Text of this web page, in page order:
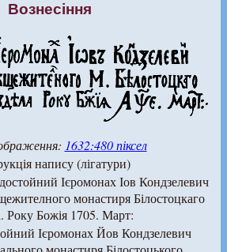
Вознесіння
1632:480 піксел
напису (лігатури)
Ієромонах Іов Кондзелевич
монастиря Білостоцкаго
Року Божія 1705. Март:
Ієромонах Йов Кондзелевич